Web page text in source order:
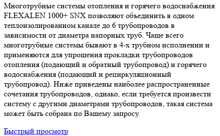
Многотрубные системы отопления и горячего водоснабжения
FLEXALEN 1000+ SNX позволяют объединить в одном
теплоизолированном канале до 6 трубопроводов в
зависимости от диаметра напорных труб. Чаще всего
многотрубные системы бывают в 4-х трубном исполнении и
применяются для упрощения прокладки трубопроводов
отопления (подающий и обратный трубопровод) и горячего
водоснабжения (подающий и рециркуляционный
трубопровод). Ниже приведены наиболее распространенные
сочетания трубопроводов, однако, если требуется произвести
систему с другими диаметрами трубопроводов, такая система
может быть собрана по Вашему запросу.
Быстрый просмотр